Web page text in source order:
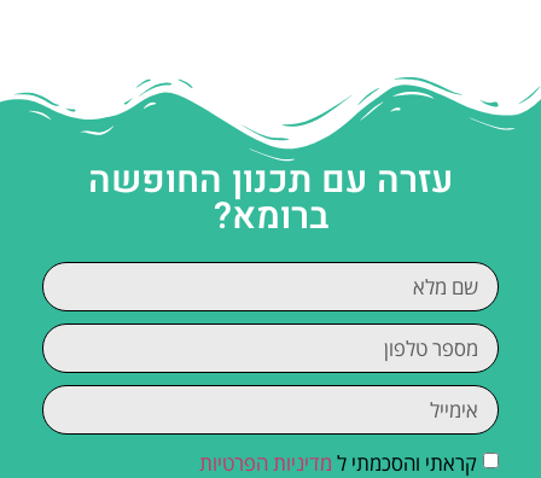
עזרה עם תכנון החופשה
ברומא?
קראתי והסכמתי ל מדיניות הפרטיות